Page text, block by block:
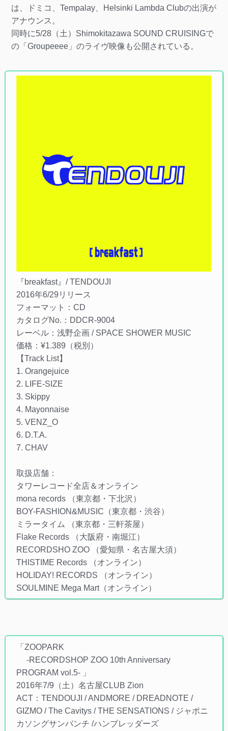
は、ドミコ、Tempalay、Helsinki Lambda Clubの出演が
アナウンス。
同時に5/28（土）Shimokitazawa SOUND CRUISINGで
の「Groupeeee」のライヴ映像も公開されている。
『breakfast』/ TENDOUJI
2016年6/29リリース
フォーマット：CD
カタログNo.：DDCR-9004
レーベル：浅野企画 / SPACE SHOWER MUSIC
価格：¥1.389（税別）
【Track List】
1. Orangejuice
2. LIFE-SIZE
3. Skippy
4. Mayonnaise
5. VENZ_O
6. D.T.A.
7. CHAV
取扱店舗：
タワーレコード全店＆オンライン
mona records （東京都・下北沢）
BOY-FASHION&MUSIC（東京都・渋谷）
ミラータイム （東京都・三軒茶屋）
Flake Records （大阪府・南堀江）
RECORDSHO ZOO （愛知県・名古屋大須）
THISTIME Records （オンライン）
HOLIDAY! RECORDS （オンライン）
SOULMINE Mega Mart（オンライン）
「ZOOPARK
-RECORDSHOP ZOO 10th Anniversary
PROGRAM vol.5- 」
2016年7/9（土）名古屋CLUB Zion
ACT：TENDOUJI / ANDMORE / DREADNOTE /
GIZMO / The Cavitys / THE SENSATIONS / ジャポニ
カソングサンバンチ /ハンブレッダーズ